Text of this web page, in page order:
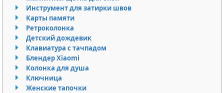
Начало бизнеса
Обзоры услуг
Самосовершенствование
Деловое общение
Отказ от ответственности
Инструмент для затирки швов
Карты памяти
Ретроколонка
Детский дождевик
Клавиатура с тачпадом
Блендер Xiaomi
Колонка для душа
Ключница
Женские тапочки